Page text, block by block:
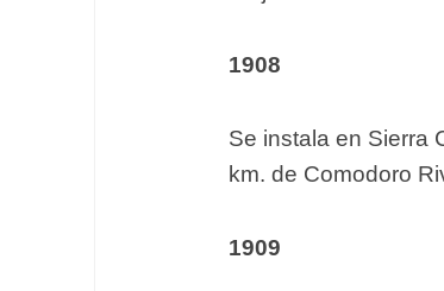
1908
Se instala en Sierra
km. de Comodoro
1909